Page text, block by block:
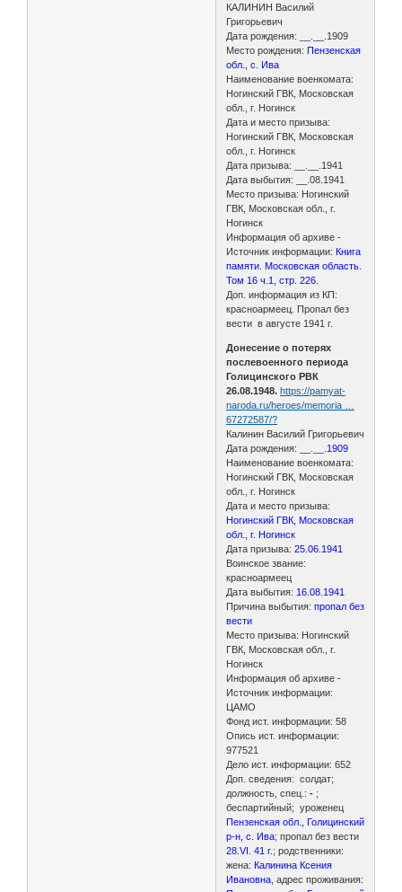
КАЛИНИН Василий
Григорьевич
Дата рождения: __.__.1909
Место рождения:Пензенская
обл., с. Ива
Наименование военкомата:
Ногинский ГВК, Московская
обл., г. Ногинск
Дата и место призыва:
Ногинский ГВК, Московская
обл., г. Ногинск
Дата призыва: __.__.1941
Дата выбытия: __.08.1941
Место призыва: Ногинский
ГВК, Московская обл., г.
Ногинск
Информация об архиве -
Источник информации: Книга
памяти. Московская область.
Том 16 ч.1, стр. 226.
Доп. информация из КП:
красноармеец. Пропал без
вести в августе 1941 г.
Донесение о потерях
послевоенного периода
Голицинского РВК
26.08.1948. https://pamyat-
naroda.ru/heroes/memoria …
67272587/?
Калинин Василий Григорьевич
Дата рождения: __.__. 1909
Наименование военкомата:
Ногинский ГВК, Московская
обл., г. Ногинск
Дата и место призыва:
Ногинский ГВК, Московская
обл., г. Ногинск
Дата призыва:25.06.1941
Воинское звание:
красноармеец
Дата выбытия: 16.08.1941
Причина выбытия: пропал без
вести
Место призыва: Ногинский
ГВК, Московская обл., г.
Ногинск
Информация об архиве -
Источник информации:
ЦАМО
Фонд ист. информации: 58
Опись ист. информации:
977521
Дело ист. информации: 652
Доп. сведения: солдат;
должность, спец.:- ;
беспартийный; уроженец
Пензенская обл., Голицинский
р-н, с. Ива; пропал без вести
28.VI. 41 г. ; родственники:
жена: Калинина Ксения
Ивановна , адрес проживания: